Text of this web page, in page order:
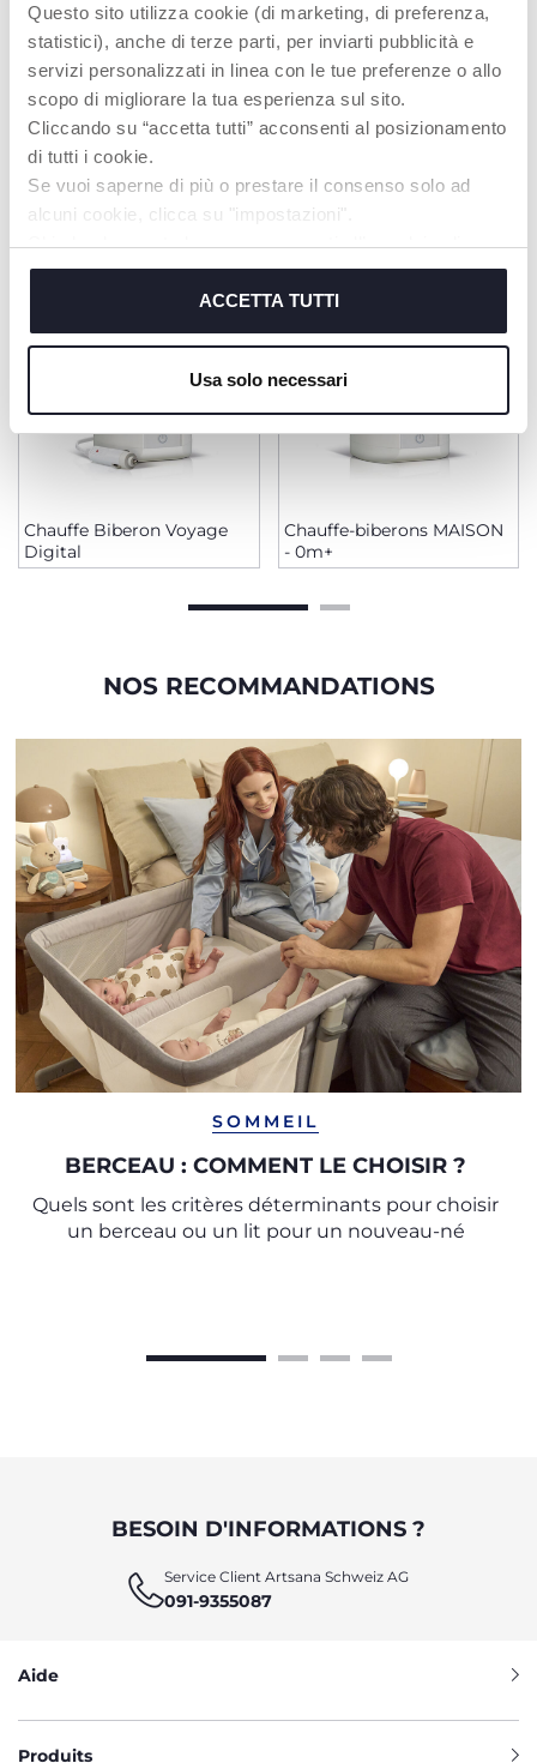
Questo sito utilizza cookie (di marketing, di preferenza,
statistici), anche di terze parti, per inviarti pubblicità e
servizi personalizzati in linea con le tue preferenze o allo
scopo di migliorare la tua esperienza sul sito.
Cliccando su “accetta tutti” acconsenti al posizionamento
di tutti i cookie.
Se vuoi saperne di più o prestare il consenso solo ad
alcuni cookie, clicca su "impostazioni".
Chiudendo questo banner acconsenti all’uso dei soli
cookie tecnici, indispensabili per fruire del servizio
ACCETTA TUTTI
Usa solo necessari
avec les tout-petits.
PRODUITS POUVANT VOUS
INTÉRESSER
Chauffe Biberon Voyage
Digital
Chauffe-biberons MAISON
- 0m+
NOS RECOMMANDATIONS
SOMMEIL
BERCEAU : COMMENT LE CHOISIR ?
Quels sont les critères déterminants pour choisir
un berceau ou un lit pour un nouveau-né
BESOIN D'INFORMATIONS ?
Service Client Artsana Schweiz AG
091-9355087
Aide
Produits